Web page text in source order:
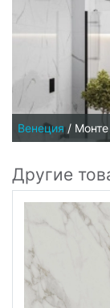
Венеция /
Другие